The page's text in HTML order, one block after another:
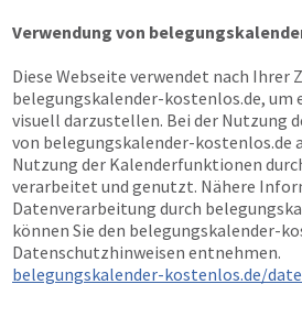
Verwendung von
Diese Webseite verwendet nach
belegungskalender-kostenlos.de, um
visuell darzustellen. Bei der Nutzung
von belegungskalender-kostenlos.de
Nutzung der Kalenderfunktionen
verarbeitet und genutzt. Nähere
Datenverarbeitung durch
können Sie den belegungskalender-
Datenschutzhinweisen entnehmen.
belegungskalender-kostenlos.de/